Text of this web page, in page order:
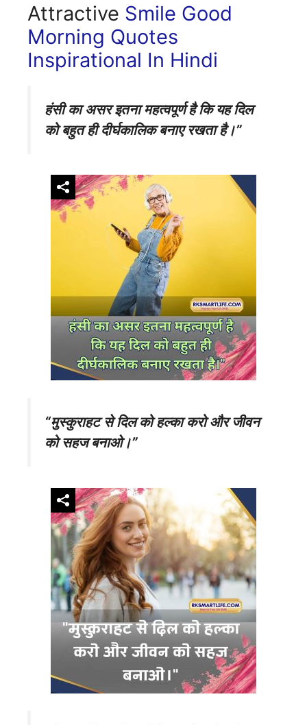
Attractive Smile Good
Morning Quotes
Inspirational In Hindi
हंसी का असर इतना महत्वपूर्ण है कि यह दिल
को बहुत ही दीर्घकालिक बनाए रखता है।”
“मुस्कुराहट से दिल को हल्का करो और जीवन
को सहज बनाओ।”